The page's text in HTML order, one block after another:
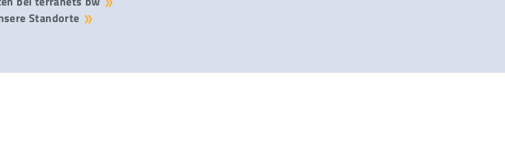
Standorte